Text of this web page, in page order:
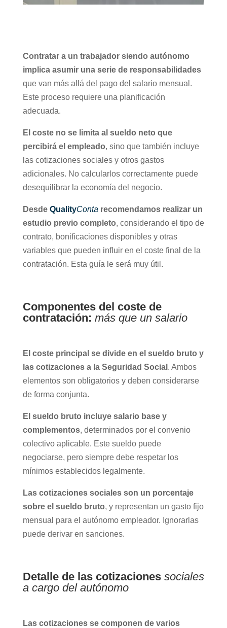
Contratar a un trabajador siendo autónomo
implica asumir una serie de responsabilidades
que van más allá del pago del salario mensual.
Este proceso requiere una planificación
adecuada.
El coste no se limita al sueldo neto que
percibirá el empleado, sino que también incluye
las cotizaciones sociales y otros gastos
adicionales. No calcularlos correctamente puede
desequilibrar la economía del negocio.
Desde QualityConta recomendamos realizar un
estudio previo completo, considerando el tipo de
contrato, bonificaciones disponibles y otras
variables que pueden influir en el coste final de la
contratación. Esta guía le será muy útil.
Componentes del coste de
contratación: más que un salario
El coste principal se divide en el sueldo bruto y
las cotizaciones a la Seguridad Social . Ambos
elementos son obligatorios y deben considerarse
de forma conjunta.
El sueldo bruto incluye salario base y
complementos, determinados por el convenio
colectivo aplicable. Este sueldo puede
negociarse, pero siempre debe respetar los
mínimos establecidos legalmente.
Las cotizaciones sociales son un porcentaje
sobre el sueldo bruto, y representan un gasto fijo
mensual para el autónomo empleador. Ignorarlas
puede derivar en sanciones.
Detalle de las cotizaciones sociales
a cargo del autónomo
Las cotizaciones se componen de varios